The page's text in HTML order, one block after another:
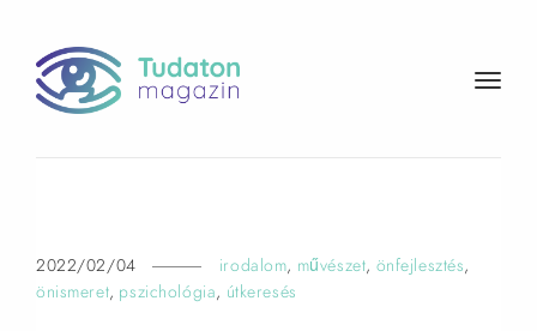
t
2022/02/04 irodalom, művészet, önfejlesztés,
önismeret, pszichológia, útkeresés